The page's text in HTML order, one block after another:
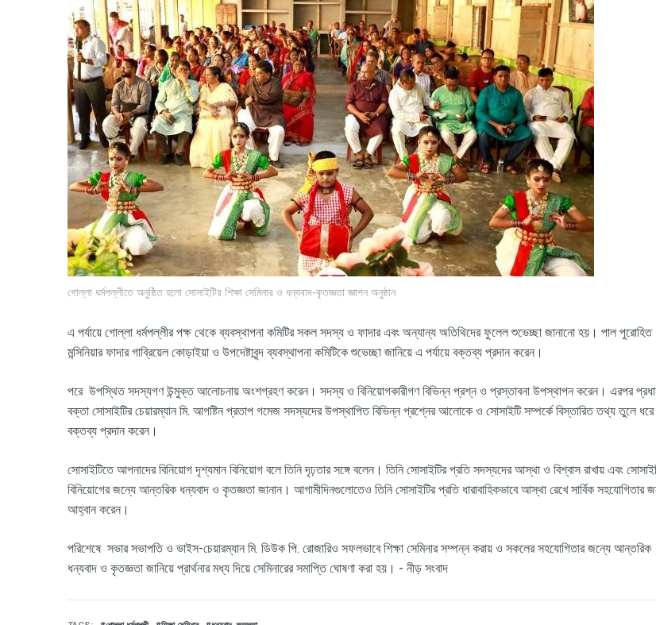
গোল্লা ধর্মপল্লীতে অনুষ্ঠিত হলো সোসাইটির শিক্ষা সেমিনার ও ধন্যবাদ-কৃতজ্ঞতা জ্ঞাপন অনুষ্ঠান
এ পর্যায়ে গোল্লা ধর্মপল্লীর পক্ষ থেকে ব্যবস্থাপনা কমিটির সকল সদস্য ও ফাদার এবং অন্যান্য অতিথিদের ফুলেল শুভেচ্ছা জানানো হয়। পাল পুরোহিত
মন্সিনিয়ার ফাদার গাব্রিয়েল কোড়াইয়া ও উপদেষ্টাবৃন্দ ব্যবস্থাপনা কমিটিকে শুভেচ্ছা জানিয়ে এ পর্যায়ে বক্তব্য প্রদান করেন।
পরে উপস্থিত সদস্যগণ উন্মুক্ত আলোচনায় অংশগ্রহণ করেন। সদস্য ও বিনিয়োগকারীগণ বিভিন্ন প্রশ্ন ও প্রস্তাবনা উপস্থাপন করেন। এরপর
বক্তা সোসাইটির চেয়ারম্যান মি.আগষ্টিন প্রতাপ গমেজ সদস্যদের উপস্থাপিত বিভিন্ন প্রশ্নের আলোকে ও সোসাইটি সম্পর্কে বিস্তারিত তথ্য তুলে ধরে
বক্তব্য প্রদান করেন।
সোসাইটিতে আপনাদের বিনিয়োগ দৃশ্যমান বিনিয়োগ বলে তিনি দৃঢ়তার সঙ্গে বলেন। তিনি সোসাইটির প্রতি সদস্যদের আস্থা ও বিশ্বাস রাখায় এবং
বিনিয়োগের জন্যে আন্তরিক ধন্যবাদ ও কৃতজ্ঞতা জানান। আগামীদিনগুলোতেও তিনি সোসাইটির প্রতি ধারাবাহিকভাবে আস্থা রেখে সার্বিক সহযোগিতার
আহ্বান করেন।
পরিশেষে সভার সভাপতি ও ভাইস-চেয়ারম্যান মি.ডিউক পি.রোজারিও সফলভাবে শিক্ষা সেমিনার সম্পন্ন করায় ও সকলের সহযোগিতার জন্যে আন্তরিক
ধন্যবাদ ও কৃতজ্ঞতা জানিয়ে প্রার্থনার মধ্য দিয়ে সেমিনারের সমাপ্তি ঘোষণা করা হয়। -নীড় সংবাদ